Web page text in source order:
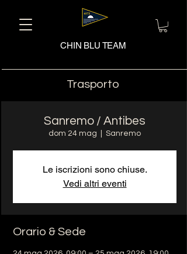
CHIN BLU TEAM
Trasporto
Sanremo / Antibes
dom 24 mag Sanremo
Le iscrizioni sono chiuse.
Vedi altri eventi
Orario & Sede